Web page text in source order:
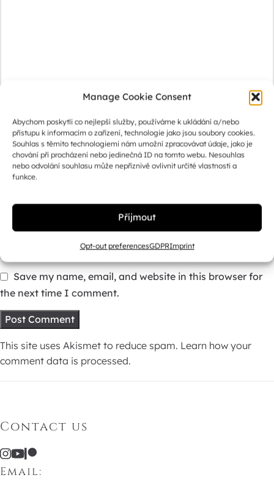
Manage Cookie Consent
Abychom poskytli co nejlepší služby, používáme k ukládání a/nebo
přístupu k informacím o zařízení, technologie jako jsou soubory cookies.
Souhlas s těmito technologiemi nám umožní zpracovávat údaje, jako je
chování při procházení nebo jedinečná ID na tomto webu. Nesouhlas
nebo odvolání souhlasu může nepříznivě ovlivnit určité vlastnosti a
funkce.
Příjmout
Opt-out preferencesGDPRImprint
Name
Email*
Save my name, email, and website in this browser for
the next time I comment.
This site uses Akismet to reduce spam. Learn how your
comment data is processed.
Contact us
Email: